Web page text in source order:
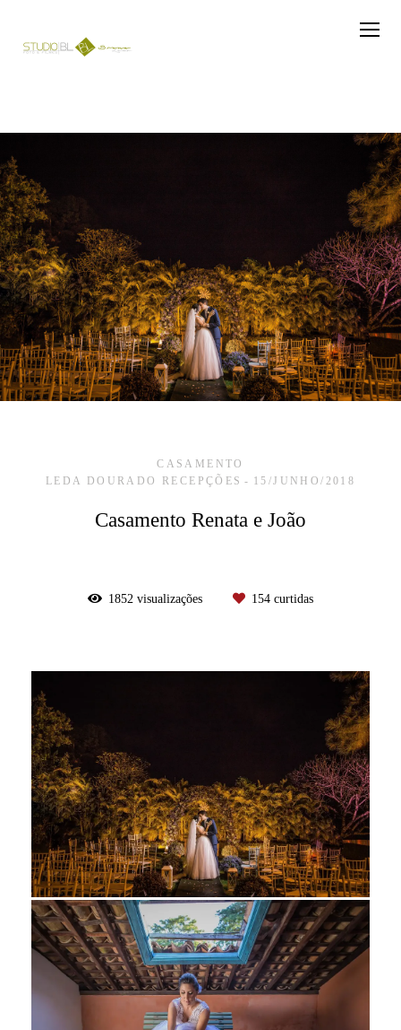
CASAMENTO
LEDA DOURADO RECEPÇÕES
15/JUNHO/2018
Casamento Renata e João
1852 visualizações 154 curtidas